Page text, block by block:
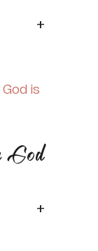
God